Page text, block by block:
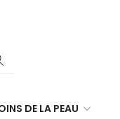
DE LA PEAU